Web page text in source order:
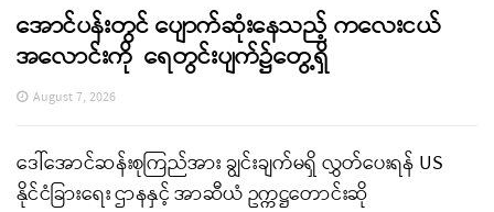
အောင်ပန်းတွင် ပျောက်ဆုံးနေသည့် ကလေးငယ်
အလောင်းကို ရေတွင်းပျက်၌တွေ့ရှိ
August 7, 2026
ဒေါ်အောင်ဆန်းစုကြည်အား ချွင်းချက်မရှိ လွှတ်ပေးရန် US
နိုင်ငံခြားရေး ဌာနနှင့် အာဆီယံ ဥက္ကဋ္ဌတောင်းဆို